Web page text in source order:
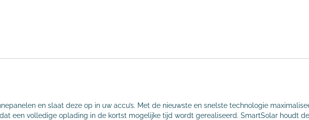
en slaat deze op in uw accu’s. Met de nieuwste en snelste technologie
een volledige oplading in de kortst mogelijke tijd wordt gerealiseerd. SmartSolar houdt